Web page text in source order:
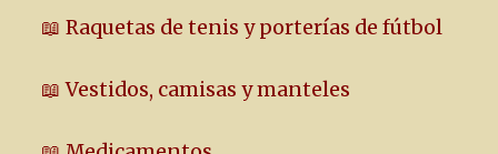
📖 Raquetas de tenis y porterías de fútbol
📖 Vestidos, camisas y manteles